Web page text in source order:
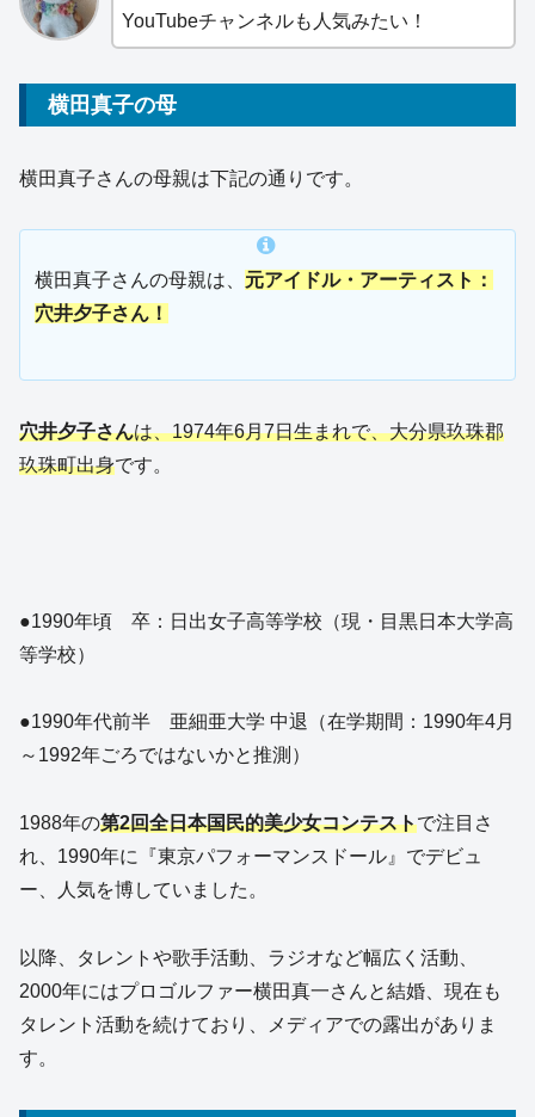
YouTubeチャンネルも人気みたい！
横田真子の母
横田真子さんの母親は下記の通りです。
横田真子さんの母親は、 元アイドル・アーティスト：
穴井夕子さん！
穴井夕子さんは、1974年6月7日生まれで、大分県玖珠郡
玖珠町出身です。
●1990年頃 卒：日出女子高等学校（現・目黒日本大学高
等学校）
●1990年代前半 亜細亜大学 中退（在学期間：1990年4月
～1992年ごろではないかと推測）
1988年の第2回全日本国民的美少女コンテストで注目さ
れ、1990年に『東京パフォーマンスドール』でデビュ
ー、人気を博していました。
以降、タレントや歌手活動、ラジオなど幅広く活動、
2000年にはプロゴルファー横田真一さんと結婚、現在も
タレント活動を続けており、メディアでの露出がありま
す。